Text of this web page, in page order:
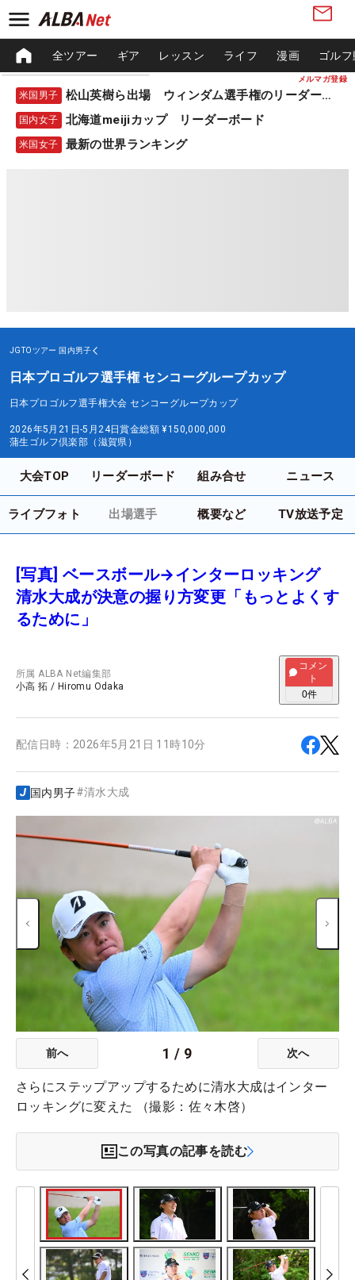
メルマガ登録
全ツアー ギア レッスン ライフ 漫画 ゴル
米国男子 松山英樹ら出場 ウィンダム選手権のリーダーボード
国内女子 北海道meijiカップ リーダーボード
米国女子 最新の世界ランキング
JGTOツアー 国内男子
日本プロゴルフ選手権 センコーグループカップ
日本プロゴルフ選手権大会 センコーグループカップ
2026年5月21日-5月24日賞金総額 ¥150,000,000
蒲生ゴルフ倶楽部（滋賀県）
大会TOP リーダーボード 組み合せ ニュース
ライブフォト 出場選手 概要など TV放送予定
[写真] ベースボール→インターロッキング
清水大成が決意の握り方変更「もっとよくす
るために」
所属ALBA Net編集部
小高 拓 / Hiromu Odaka
コメン
ト
0件
配信日時： 2026年5月21日 11時10分
国内男子#清水大成
前へ 1 / 9 次へ
さらにステップアップするために清水大成はインター
ロッキングに変えた （撮影：佐々木啓）
この写真の記事を読む